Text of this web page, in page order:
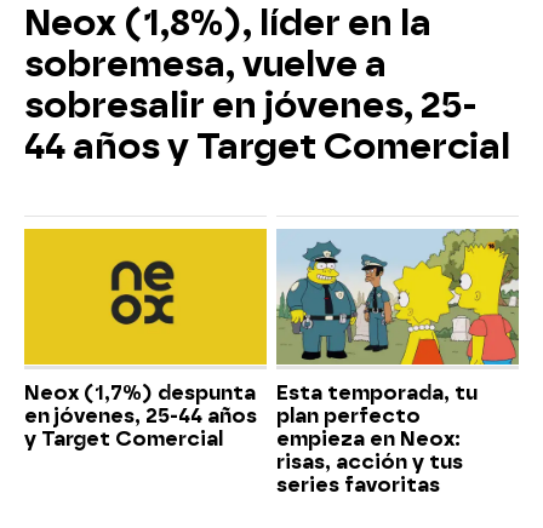
Neox (1,8%), líder en la
sobremesa, vuelve a
sobresalir en jóvenes, 25-
44 años y Target Comercial
Neox (1,7%) despunta
en jóvenes, 25-44 años
y Target Comercial
Esta temporada, tu
plan perfecto
empieza en Neox:
risas, acción y tus
series favoritas